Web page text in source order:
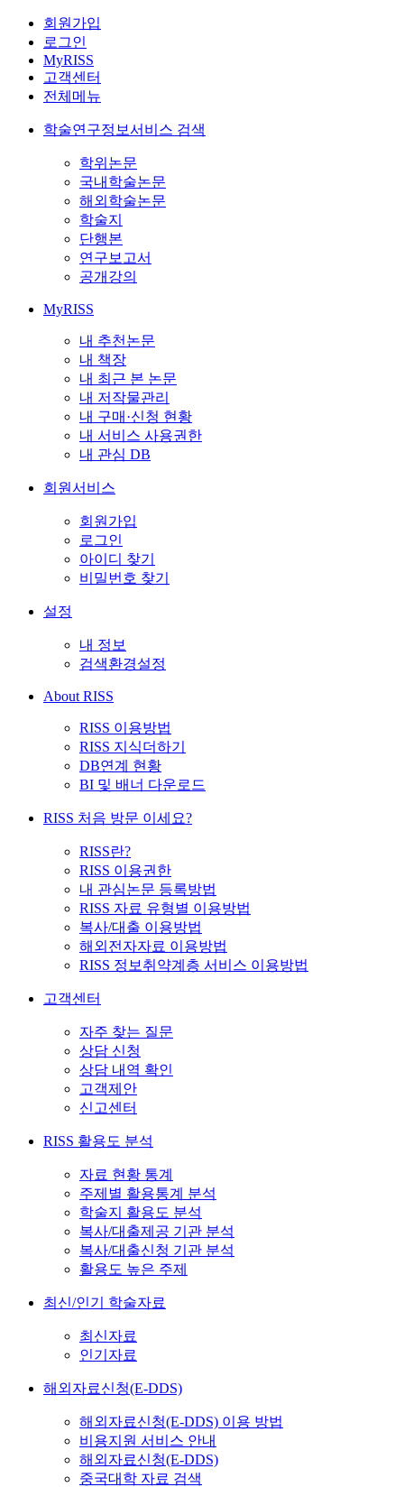
회원가입
로그인
MyRISS
고객센터
전체메뉴
학술연구정보서비스 검색
학위논문
국내학술논문
해외학술논문
학술지
단행본
연구보고서
공개강의
MyRISS
내 추천논문
내 책장
내 최근 본 논문
내 저작물관리
내 구매·신청 현황
내 서비스 사용권한
내 관심 DB
회원서비스
회원가입
로그인
아이디 찾기
비밀번호 찾기
설정
내 정보
검색환경설정
About RISS
RISS 이용방법
RISS 지식더하기
DB연계 현황
BI 및 배너 다운로드
RISS 처음 방문 이세요?
RISS란?
RISS 이용권한
내 관심논문 등록방법
RISS 자료 유형별 이용방법
복사/대출 이용방법
해외전자자료 이용방법
RISS 정보취약계층 서비스 이용방법
고객센터
자주 찾는 질문
상담 신청
상담 내역 확인
고객제안
신고센터
RISS 활용도 분석
자료 현황 통계
주제별 활용통계 분석
학술지 활용도 분석
복사/대출제공 기관 분석
복사/대출신청 기관 분석
활용도 높은 주제
최신/인기 학술자료
최신자료
인기자료
해외자료신청(E-DDS)
해외자료신청(E-DDS) 이용 방법
비용지원 서비스 안내
해외자료신청(E-DDS)
중국대학 자료 검색